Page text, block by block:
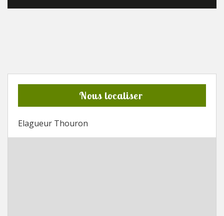
Nous localiser
Elagueur Thouron